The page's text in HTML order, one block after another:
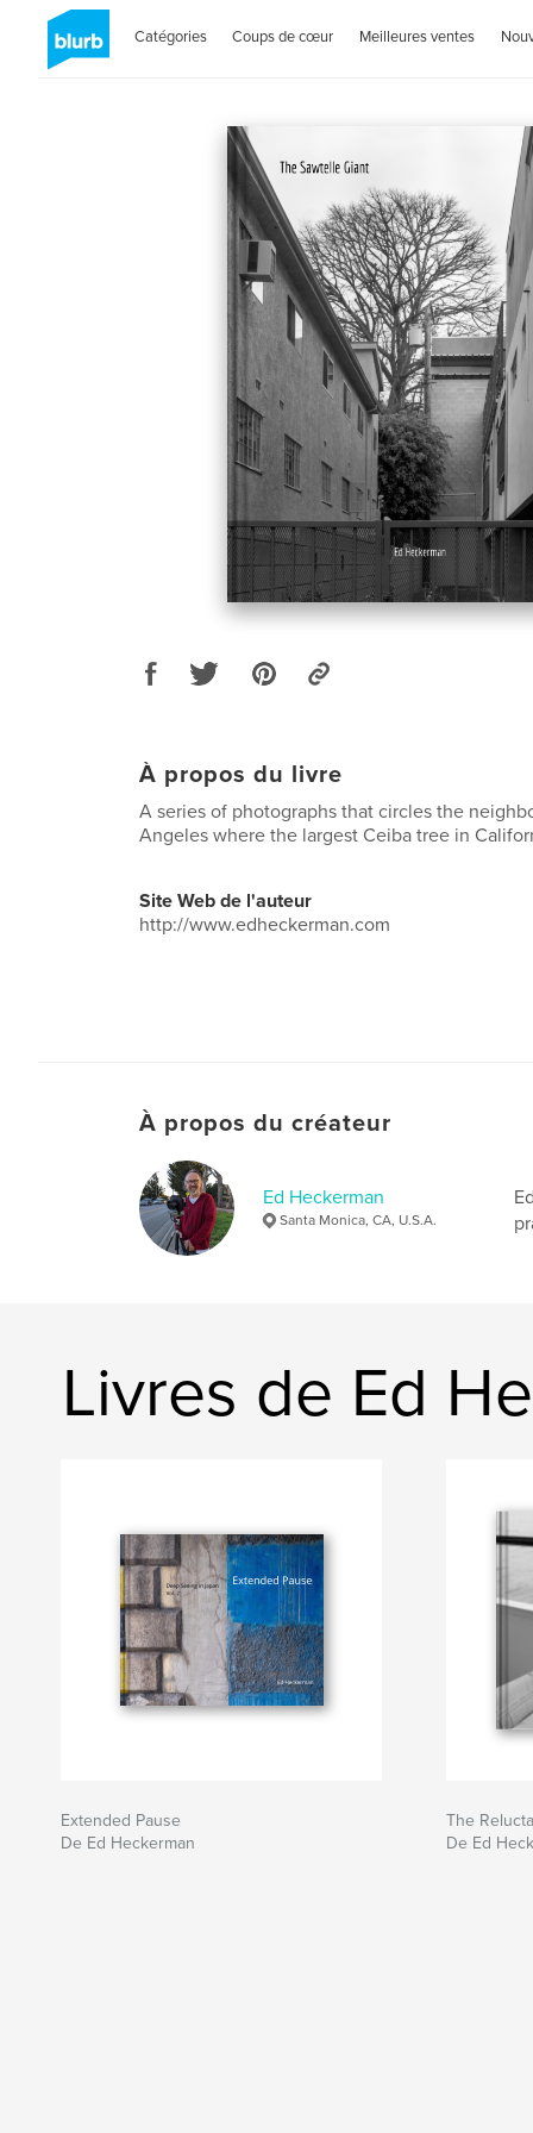
Catégories Coups de cœur Meilleures ventes
À propos du livre
A series of photographs that circles the
Angeles where the largest Ceiba tree in
Site Web de l'auteur
http://www.edheckerman.com
À propos du créateur
Ed Heckerman
Santa Monica, CA, U.S.A.
Livres de Ed
Extended Pause
De Ed Heckerman
The
De Ed